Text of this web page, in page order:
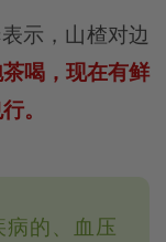
示，山楂对边
喝，现在有鲜
。
的、血压